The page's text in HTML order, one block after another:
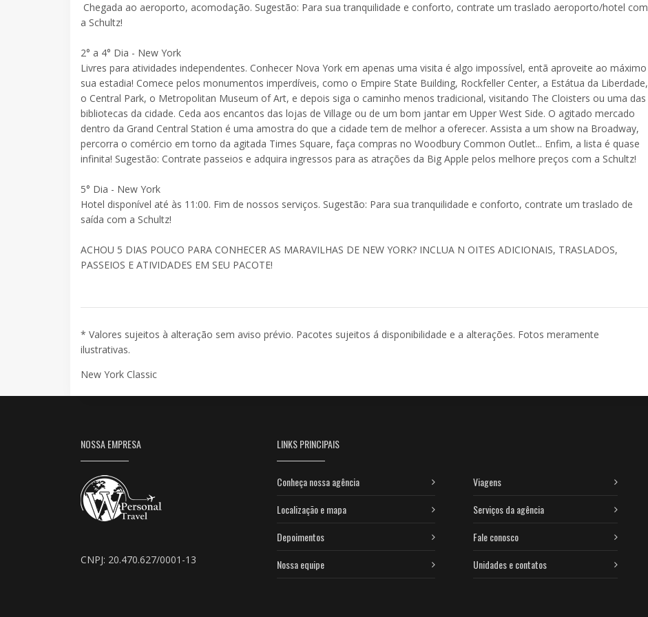
Chegada ao aeroporto, acomodação. Sugestão: Para sua tranquilidade e conforto, contrate um traslado aeroporto/hotel com
a Schultz!
2° a 4° Dia - New York
Livres para atividades independentes. Conhecer Nova York em apenas uma visita é algo impossível, entã aproveite ao máximo
sua estadia! Comece pelos monumentos imperdíveis, como o Empire State Building, Rockfeller Center, a Estátua da Liberdade,
o Central Park, o Metropolitan Museum of Art, e depois siga o caminho menos tradicional, visitando The Cloisters ou uma das
bibliotecas da cidade. Ceda aos encantos das lojas de Village ou de um bom jantar em Upper West Side. O agitado mercado
dentro da Grand Central Station é uma amostra do que a cidade tem de melhor a oferecer. Assista a um show na Broadway,
percorra o comércio em torno da agitada Times Square, faça compras no Woodbury Common Outlet... Enfim, a lista é quase
infinita! Sugestão: Contrate passeios e adquira ingressos para as atrações da Big Apple pelos melhore preços com a Schultz!
5° Dia - New York
Hotel disponível até às 11:00. Fim de nossos serviços. Sugestão: Para sua tranquilidade e conforto, contrate um traslado de
saída com a Schultz!
ACHOU 5 DIAS POUCO PARA CONHECER AS MARAVILHAS DE NEW YORK? INCLUA N OITES ADICIONAIS, TRASLADOS,
PASSEIOS E ATIVIDADES EM SEU PACOTE!
* Valores sujeitos à alteração sem aviso prévio. Pacotes sujeitos á disponibilidade e a alterações. Fotos meramente
ilustrativas.
New York Classic
NOSSA EMPRESA
CNPJ: 20.470.627/0001-13
LINKS PRINCIPAIS
Conheça nossa agência
Localização e mapa
Depoimentos
Nossa equipe
Viagens
Serviços da agência
Fale conosco
Unidades e contatos